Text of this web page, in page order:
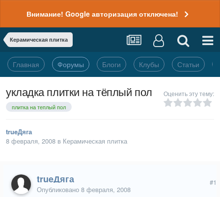
Внимание! Google авторизация отключена!
Керамическая плитка
Главная Форумы Блоги Клубы Статьи
укладка плитки на тёплый пол
плитка на теплый пол
Оценить эту тему:
trueДяга
8 февраля, 2008 в Керамическая плитка
trueДяга
Опубликовано 8 февраля, 2008
#1